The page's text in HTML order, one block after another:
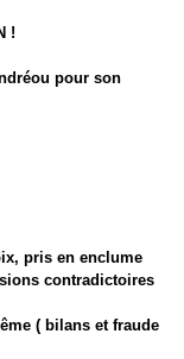
!
pour son
pris en enclume
contradictoires
( bilans et fraude